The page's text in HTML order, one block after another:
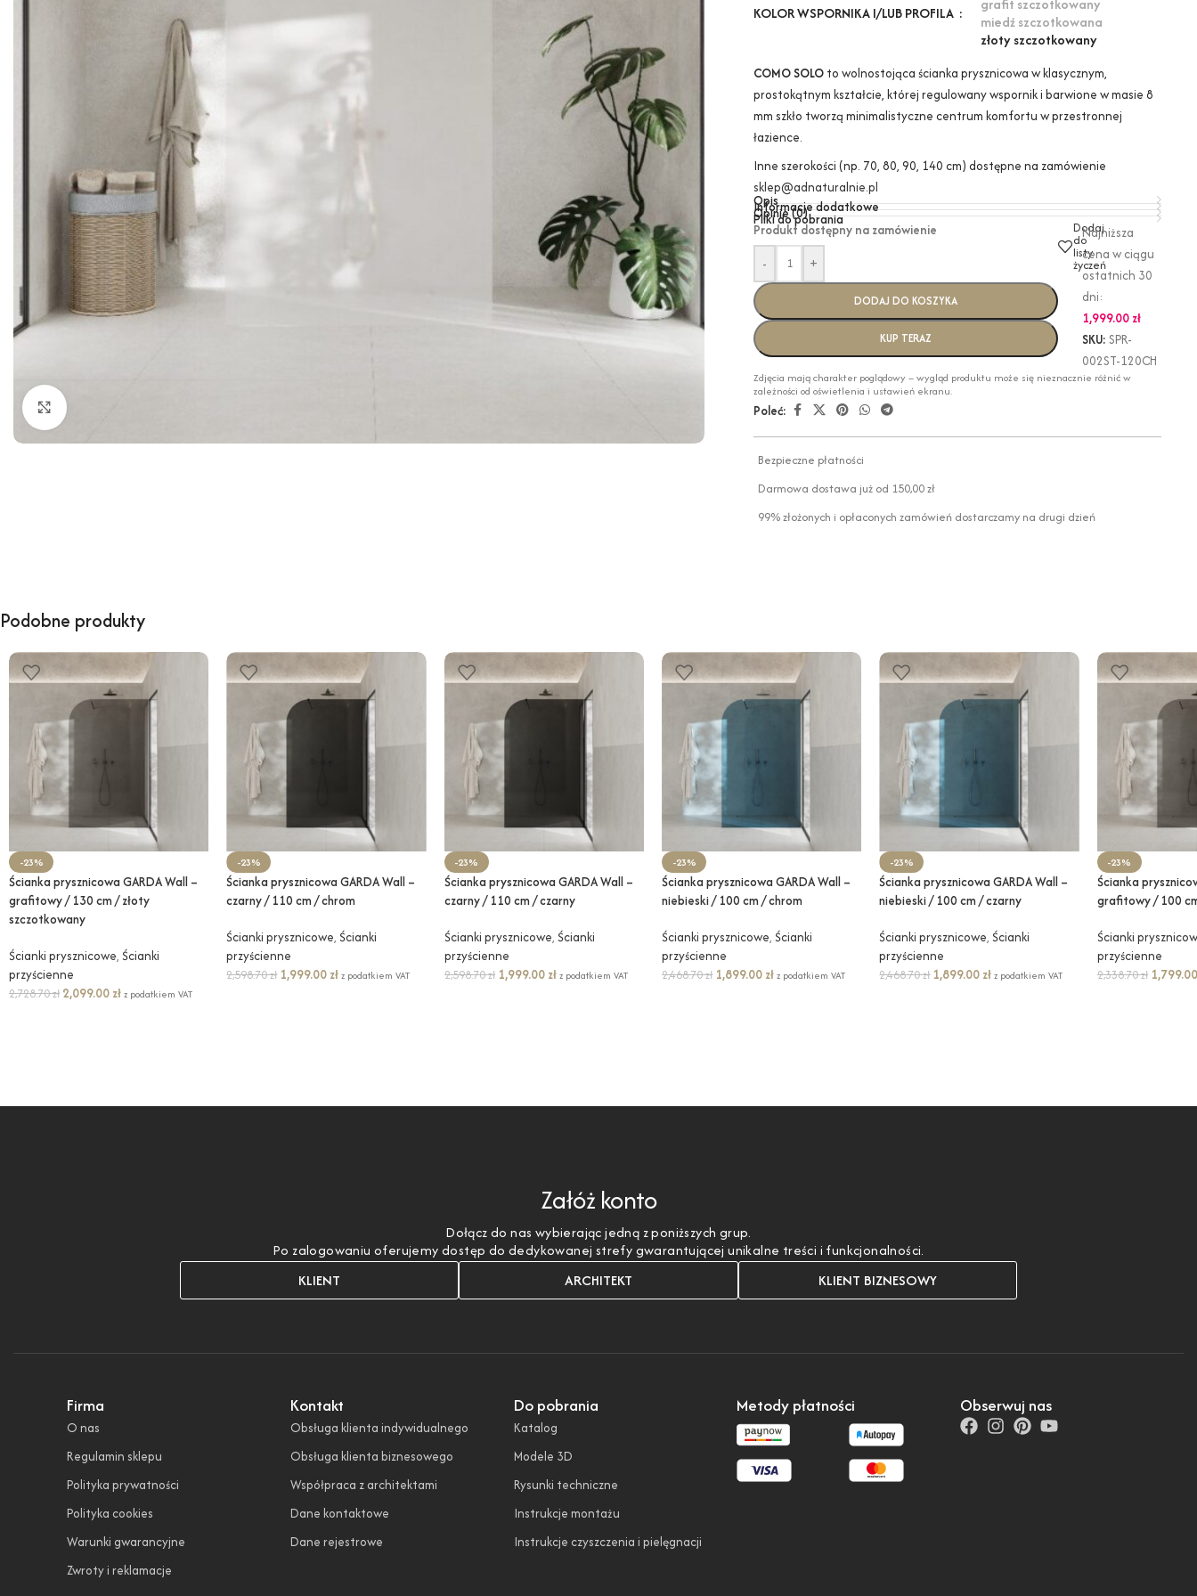
KOLOR WSPORNIKA I/LUB PROFILA
grafit szczotkowany
miedź szczotkowana
złoty szczotkowany
COMO SOLO to wolnostojąca ścianka prysznicowa w klasycznym,
prostokątnym kształcie, której regulowany wspornik i barwione w masie 8
mm szkło tworzą minimalistyczne centrum komfortu w przestronnej
łazience.
Inne szerokości (np. 70, 80, 90, 140 cm) dostępne na zamówienie
sklep@adnaturalnie.pl
Opis
Informacje dodatkowe
Opinie (0)
Pliki do pobrania
Produkt dostępny na zamówienie
-
+
DODAJ DO KOSZYKA
KUP TERAZ
Dodaj
do
listy
życzeń
Najniższa
cena w ciągu
ostatnich 30
dni:
1,999.00 zł
SKU: SPR-
002ST-120CH
Zdjęcia mają charakter poglądowy – wygląd produktu może się nieznacznie różnić w
zależności od oświetlenia i ustawień ekranu.
Poleć:
Bezpieczne płatności
Darmowa dostawa już od 150,00 zł
99% złożonych i opłaconych zamówień dostarczamy na drugi dzień
Podobne produkty
-23%
Ścianka prysznicowa GARDA Wall –
grafitowy / 130 cm / złoty
szczotkowany
Ścianki prysznicowe, Ścianki
przyścienne
2,728.70zł 2,099.00 złz podatkiem VAT
-23%
Ścianka prysznicowa GARDA Wall –
czarny / 110 cm / chrom
Ścianki prysznicowe, Ścianki
przyścienne
2,598.70zł 1,999.00 zł z podatkiem VAT
-23%
Ścianka prysznicowa GARDA Wall –
czarny / 110 cm / czarny
Ścianki prysznicowe, Ścianki
przyścienne
2,598.70zł 1,999.00 zł z podatkiem VAT
-23%
Ścianka prysznicowa GARDA Wall –
niebieski / 100 cm / chrom
Ścianki prysznicowe, Ścianki
przyścienne
2,468.70zł 1,899.00 złz podatkiem VAT
-23%
Ścianka prysznicowa GARDA Wall –
niebieski / 100 cm / czarny
Ścianki prysznicowe, Ścianki
przyścienne
2,468.70zł 1,899.00 zł z podatkiem VAT
-23%
Ścianka
grafitowy / 100
Ścianki
przyścienne
2,338.70zł
Załóż konto
Dołącz do nas wybierając jedną z poniższych grup.
Po zalogowaniu oferujemy dostęp do dedykowanej strefy gwarantującej unikalne treści i funkcjonalności.
KLIENT ARCHITEKT KLIENT BIZNESOWY
Firma
O nas
Regulamin sklepu
Polityka prywatności
Polityka cookies
Warunki gwarancyjne
Zwroty i reklamacje
Kontakt
Obsługa klienta indywidualnego
Obsługa klienta biznesowego
Współpraca z architektami
Dane kontaktowe
Dane rejestrowe
Do pobrania
Katalog
Modele 3D
Rysunki techniczne
Instrukcje montażu
Instrukcje czyszczenia i pielęgnacji
Metody płatności Obserwuj nas